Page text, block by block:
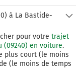
à La Bastide-
pour votre trajet
(09240) en voiture.
plus court (le moins
(le moins de temps